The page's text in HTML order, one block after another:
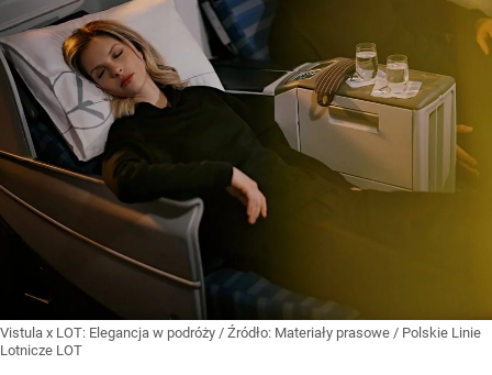
Vistula x LOT: Elegancja w podróży / Źródło: Materiały prasowe / Polskie Linie
Lotnicze LOT